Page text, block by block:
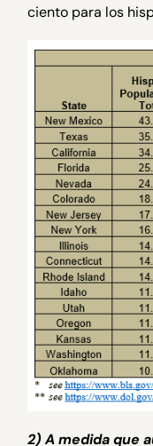
ciento para los
2) A medida que